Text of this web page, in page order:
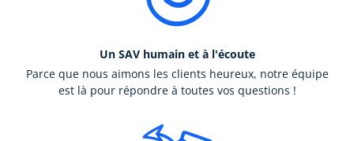
Un SAV humain et à l'écoute
Parce que nous aimons les clients heureux, notre équipe
est là pour répondre à toutes vos questions !